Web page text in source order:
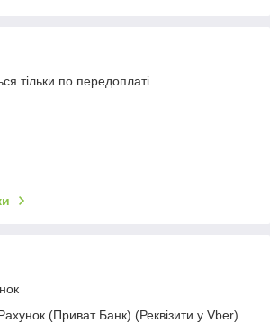
тільки по передоплаті.
(Приват Банк) (Реквізити у Vber)